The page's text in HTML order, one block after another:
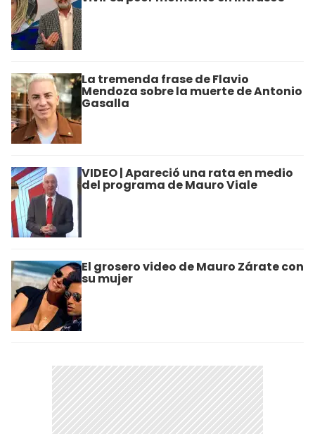
La tremenda frase de Flavio
Mendoza sobre la muerte de Antonio
Gasalla
VIDEO | Apareció una rata en medio
del programa de Mauro Viale
El grosero video de Mauro Zárate con
su mujer